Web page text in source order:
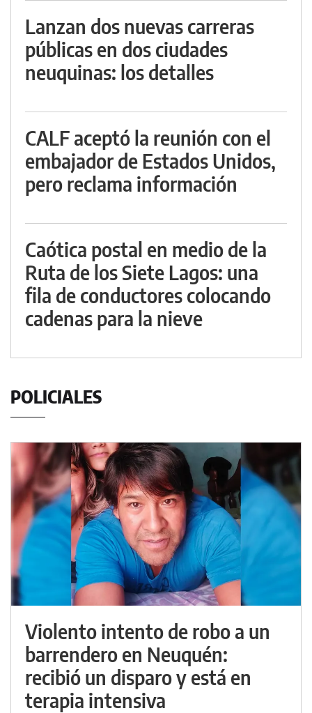
Lanzan dos nuevas carreras
públicas en dos ciudades
neuquinas: los detalles
CALF aceptó la reunión con el
embajador de Estados Unidos,
pero reclama información
Caótica postal en medio de la
Ruta de los Siete Lagos: una
fila de conductores colocando
cadenas para la nieve
POLICIALES
Violento intento de robo a un
barrendero en Neuquén:
recibió un disparo y está en
terapia intensiva